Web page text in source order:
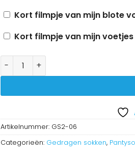
Kort filmpje van mijn blote
Kort filmpje van mijn
Pantysokjes Zwart aantal
Artikelnummer: GS2-06
Categorieën: Gedragen sokken,